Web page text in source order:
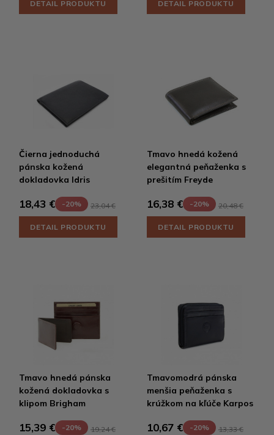
DETAIL PRODUKTU DETAIL PRODUKTU
Čierna jednoduchá
pánska kožená
dokladovka Idris
18,43 € -20% 23,04 €
DETAIL PRODUKTU
Tmavo hnedá kožená
elegantná peňaženka s
prešitím Freyde
16,38 € -20% 20,48 €
DETAIL PRODUKTU
Tmavo hnedá pánska
kožená dokladovka s
klipom Brigham
15,39 € -20% 19,24 €
Tmavomodrá pánska
menšia peňaženka s
krúžkom na kľúče Karpos
10,67 € -20% 13,33 €